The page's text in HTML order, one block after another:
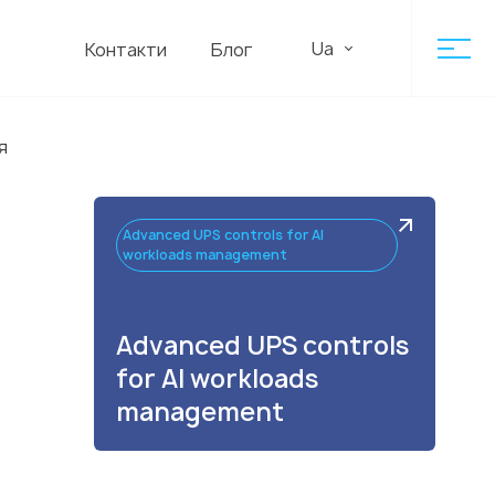
Контакти Блог Ua
Advanced UPS controls for AI
workloads management
Advanced UPS controls
for AI workloads
management